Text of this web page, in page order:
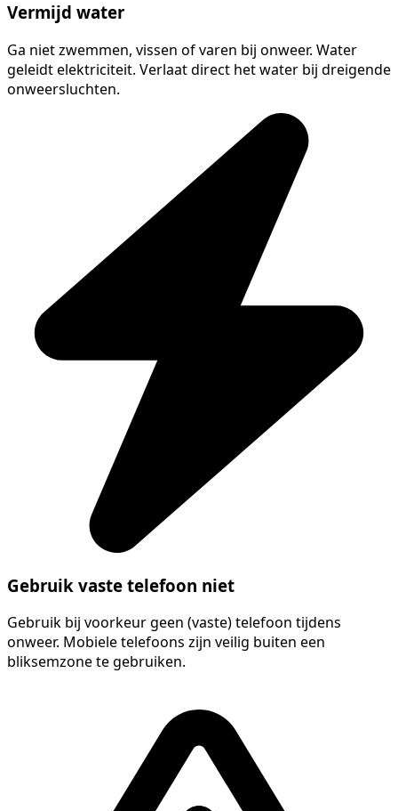
Vermijd water
Ga niet zwemmen, vissen of varen bij onweer. Water
geleidt elektriciteit. Verlaat direct het water bij dreigende
onweersluchten.
Gebruik vaste telefoon niet
Gebruik bij voorkeur geen (vaste) telefoon tijdens
onweer. Mobiele telefoons zijn veilig buiten een
bliksemzone te gebruiken.